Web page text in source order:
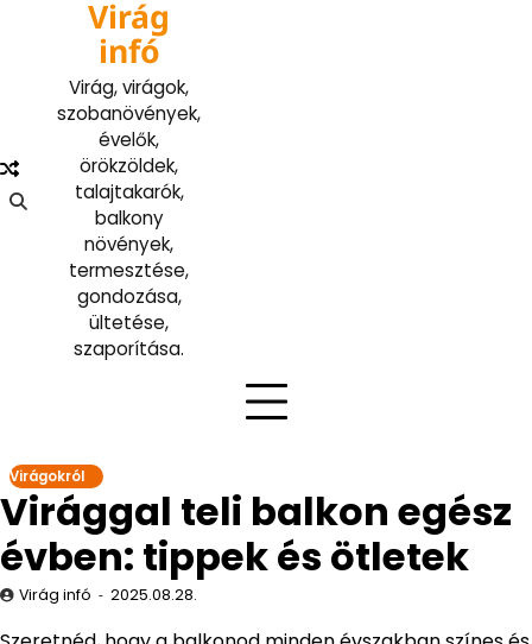
Virág
infó
Virág, virágok,
szobanövények,
évelők,
örökzöldek,
talajtakarók,
balkony
növények,
termesztése,
gondozása,
ültetése,
szaporítása.
Virágokról
Virággal teli balkon egész
évben: tippek és ötletek
Virág infó 2025.08.28.